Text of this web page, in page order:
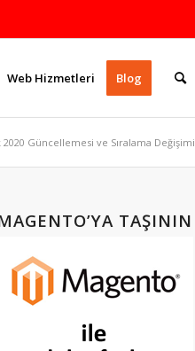
Web Hizmetleri Blog
2020 Güncellemesi ve Sıralama Değişimi
TAŞININ